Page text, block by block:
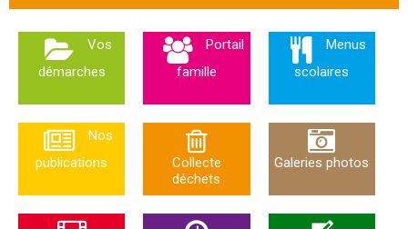
Vos
démarches
Portail
famille
Menus
scolaires
Nos
publications
Collecte
déchets
Galeries photos